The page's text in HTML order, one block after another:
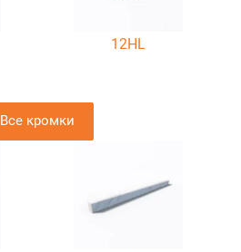
12HL
Все кромки